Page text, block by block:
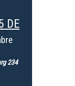
DE
234